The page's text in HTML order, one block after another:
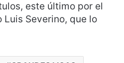
este último por el
Severino, que lo